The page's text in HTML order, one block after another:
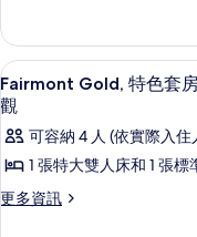
市
景
觀
的
所
有
相
景
觀
的
詳
張
特
大
雙
人
床,
客
房,
1
張
特
大
雙
床,
顯
示
Fairmont
Gold,
特
色
10
Fairmont Gold, 特色套
觀
可容納 4 人 (依實際入住
1 張特大雙人床和 1 張
更多資訊
更